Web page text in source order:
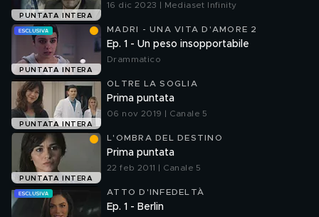
PUNTATA INTERA
16 dic 2023 | Mediaset Infinity
PUNTATA INTERA
MADRI - UNA VITA D'AMORE 2
Ep. 1 - Un peso insopportabile
Drammatico
PUNTATA INTERA
OLTRE LA SOGLIA
Prima puntata
06 nov 2019 | Canale 5
PUNTATA INTERA
L'OMBRA DEL DESTINO
Prima puntata
22 feb 2011 | Canale 5
ATTO D'INFEDELTÀ
Ep. 1 - Berlin